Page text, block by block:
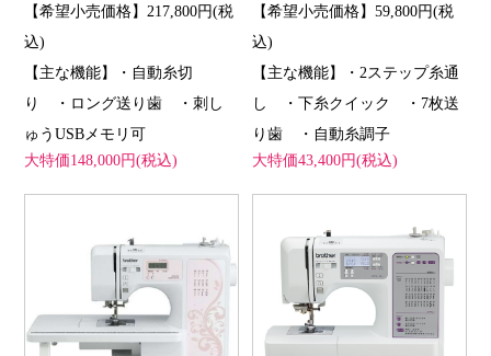
【希望小売価格】217,800円(税
込)
【主な機能】・自動糸切
り ・ロング送り歯 ・刺し
ゅうUSBメモリ可
大特価148,000円(税込)
【希望小売価格】59,800円(税
込)
【主な機能】・2ステップ糸通
し ・下糸クイック ・7枚送
り歯 ・自動糸調子
大特価43,400円(税込)